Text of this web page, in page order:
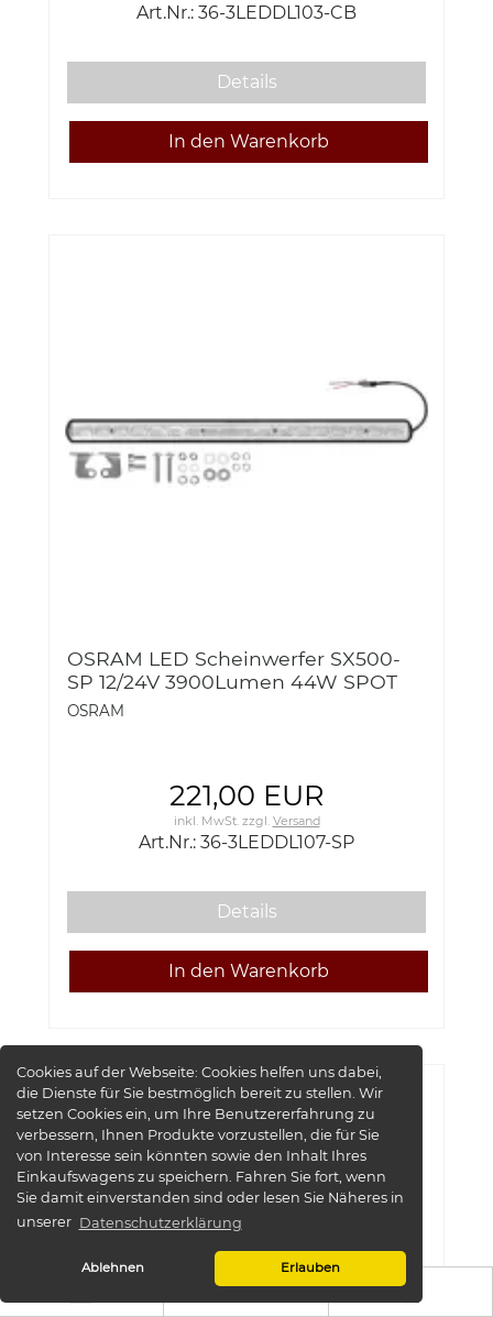
Cookies auf der Webseite:Cookies helfen uns dabei,
die Dienste für Sie bestmöglich bereit zu stellen. Wir
setzen Cookies ein, um Ihre Benutzererfahrung zu
verbessern, Ihnen Produkte vorzustellen, die für Sie
von Interesse sein könnten sowie den Inhalt Ihres
Einkaufswagens zu speichern. Fahren Sie fort, wenn
Sie damit einverstanden sind oder lesen Sie Näheres in
unserer Datenschutzerklärung
Ablehnen Erlauben
Art.Nr.: 36-3LEDDL103-CB
Details
OSRAM LED Scheinwerfer SX500-
SP 12/24V 3900Lumen 44W SPOT
36-3LEDDL107-SP
OSRAM
221,00 EUR
inkl. MwSt.zzgl. Versand
Art.Nr.: 36-3LEDDL107-SP
Details